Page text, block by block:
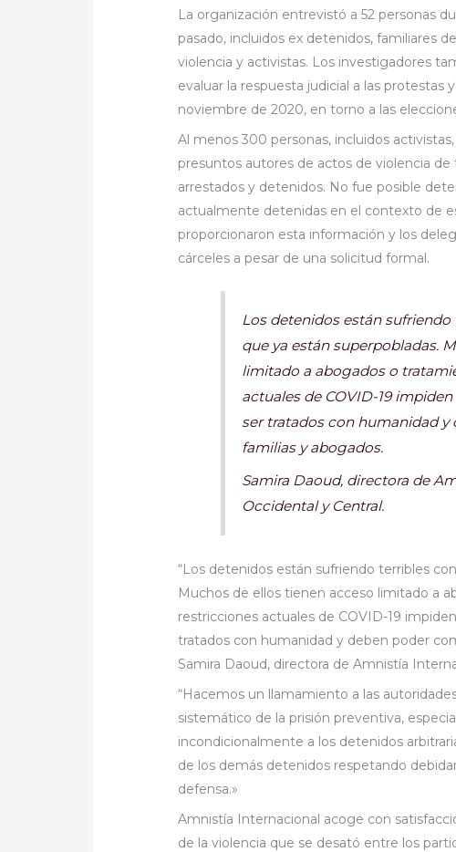
La organización entrevistó a 52 personas
pasado, incluidos ex detenidos, familiares
violencia y activistas. Los investigadores
evaluar la respuesta judicial a las protestas
noviembre de 2020, en torno a las
Al menos 300 personas, incluidos
presuntos autores de actos de violencia
arrestados y detenidos. No fue posible
actualmente detenidas en el contexto de
proporcionaron esta información y los
cárceles a pesar de una solicitud formal.
Los detenidos están
que ya están superpobladas.
limitado a abogados o
actuales de COVID-19
ser tratados con humanidad
familias y abogados.
Samira Daoud, directora de
Occidental y Central.
“Los detenidos están sufriendo terribles
Muchos de ellos tienen acceso limitado a
restricciones actuales de COVID-19
tratados con humanidad y deben poder
Samira Daoud, directora de Amnistía
“Hacemos un llamamiento a las
sistemático de la prisión preventiva,
incondicionalmente a los detenidos
de los demás detenidos respetando
defensa.»
Amnistía Internacional acoge con
de la violencia que se desató entre los